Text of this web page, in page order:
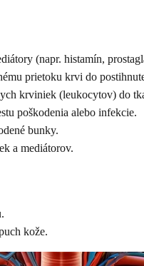
(napr. histamín,
prietoku krvi do
krviniek (leukocytov) do
poškodenia alebo infekcie.
bunky.
a mediátorov.
kože.